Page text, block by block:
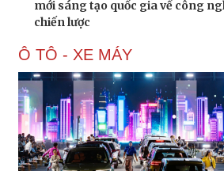
mới sáng tạo quốc gia về công
chiến lược
Ô TÔ - XE MÁY